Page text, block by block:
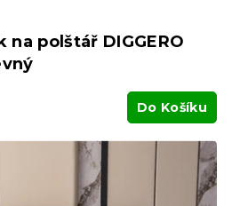
na polštář DIGGERO
Do Košíku